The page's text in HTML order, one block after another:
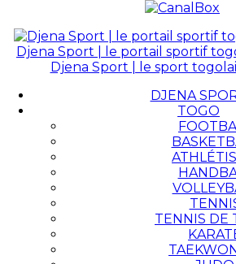
Djena Sport | le portail sportif
Djena Sport | le sport
DJENA
TOGO
TENNIS DE